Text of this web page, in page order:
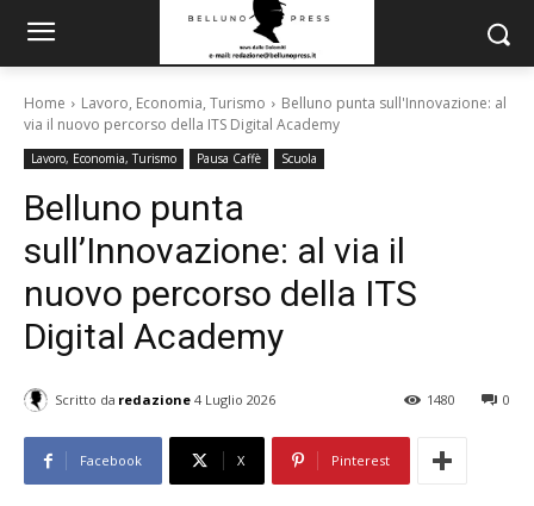
Home Lavoro, Economia, Turismo
Belluno punta sull'Innovazione: al
via il nuovo percorso della ITS Digital Academy
Lavoro, Economia, Turismo Pausa Caffè Scuola
Belluno punta
sull’Innovazione: al via il
nuovo percorso della ITS
Digital Academy
Scritto da redazione 4 Luglio 2026 0
1480
Facebook X Pinterest